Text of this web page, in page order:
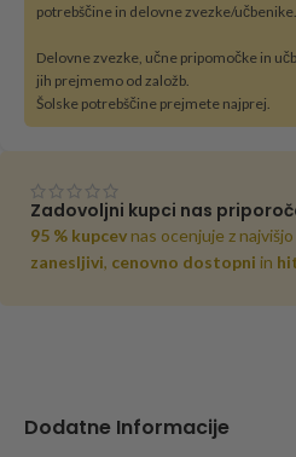
potrebščine in delovne zvezke/učbenike.
Delovne zvezke, učne pripomočke in
jih prejmemo od založb.
Šolske potrebščine prejmete najprej.
Zadovoljni kupci nas
95 % kupcev nas ocenjuje z
zanesljivi, cenovno dostopni in
Dodatne Informacije